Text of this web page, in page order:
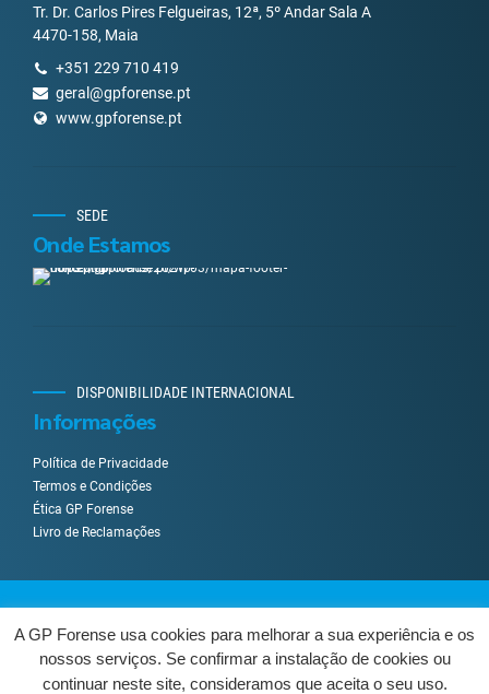
Tr. Dr. Carlos Pires Felgueiras, 12ª, 5º Andar Sala A
4470-158, Maia
+351 229 710 419
geral@gpforense.pt
www.gpforense.pt
SEDE
Onde Estamos
DISPONIBILIDADE INTERNACIONAL
Informações
Política de Privacidade
Termos e Condições
Ética GP Forense
Livro de Reclamações
Sobre Nós Serviços Como Trabalhamos?
Contactos
Livro de Reclamações
Centro de Arbitragem
A GP Forense usa cookies para melhorar a sua experiência e os
nossos serviços. Se confirmar a instalação de cookies ou
continuar neste site, consideramos que aceita o seu uso.